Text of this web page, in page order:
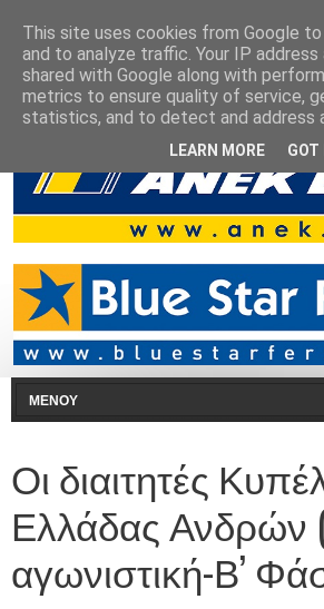
Οι διαιτητές
Ελλάδας Ανδρών
αγωνιστική-Β’
This site uses cookies from Google
and to analyze traffic. Your IP address
shared with Google along with
metrics to ensure quality of service,
statistics, and to detect and address
LEARN MORE GOT